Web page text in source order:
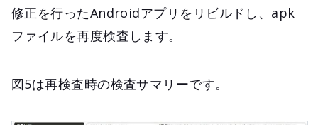
修正を行ったAndroidアプリをリビルドし、apk
ファイルを再度検査します。
図5は再検査時の検査サマリーです。